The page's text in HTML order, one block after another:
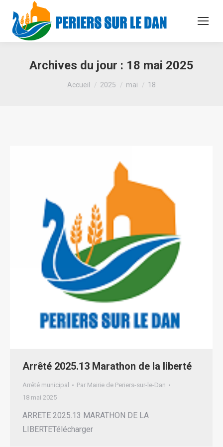
Archives du jour : 18 mai 2025
Vous êtes ici :
Accueil 2025 mai 18
Arrêté 2025.13 Marathon de la liberté
Arrêté municipal Par Mairie de Periers-sur-le-Dan
18 mai 2025
ARRETE 2025.13 MARATHON DE LA
LIBERTETélécharger